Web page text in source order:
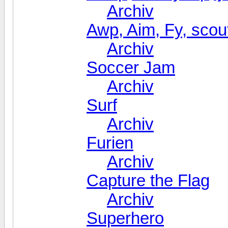
Archiv
Awp, Aim, Fy,
Archiv
Soccer Jam
Archiv
Surf
Archiv
Furien
Archiv
Capture the Flag
Archiv
Superhero